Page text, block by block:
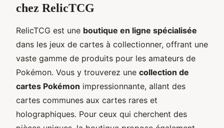
chez RelicTCG
RelicTCG est une boutique en ligne spécialisée
dans les jeux de cartes à collectionner, offrant une
vaste gamme de produits pour les amateurs de
Pokémon. Vous y trouverez une collection de
cartes Pokémon impressionnante, allant des
cartes communes aux cartes rares et
holographiques. Pour ceux qui cherchent des